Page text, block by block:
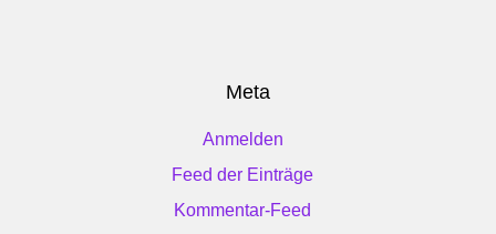
Meta
Anmelden
Feed der Einträge
Kommentar-Feed